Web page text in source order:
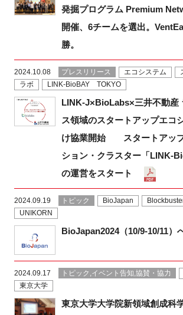
発掘プログラム Premium
開催、6チームを選出。
勝。
2024.10.08 プレスリリース エコシステム
ラボ
LINK-BioBAY TOKYO
LINK-J×BioLabs×三井不動産
ス領域のスタートアップエコ
け協業開始 スタートアッ
ション・クラスター「LINK-
の運営をスタート
2024.09.19 トピック BioJapan
UNIKORN
BioJapan2024（10/9-10/11）
2024.09.17 トピック,イベント告知,協賛・協力
東京大学
東京大学大学院新領域創成科